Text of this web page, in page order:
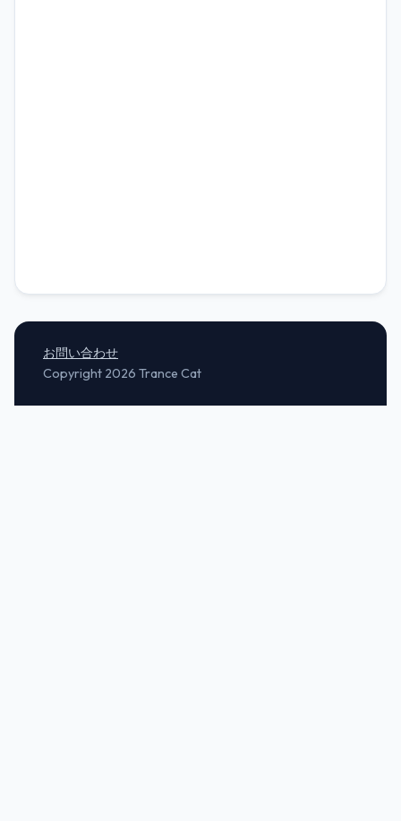
お問い合わせ
Copyright 2026 Trance Cat